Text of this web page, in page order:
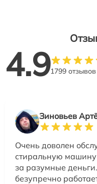
4.91799 отзывов
Зиновьев
Очень доволен
стиральную машину
за разумные
безупречно